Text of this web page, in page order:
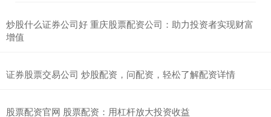
炒股什么证券公司好 重庆股票配资公司：助力投资者实现财富
增值
证券股票交易公司 炒股配资，问配资，轻松了解配资详情
股票配资官网 股票配资：用杠杆放大投资收益